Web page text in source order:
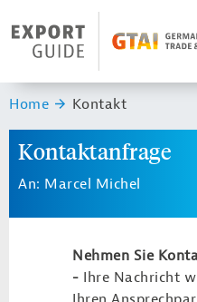
Header Logo
Sie sind hier:
Home Kontakt
Kontaktanfrage
An: Marcel Michel
Nehmen Sie
- Ihre Nachricht